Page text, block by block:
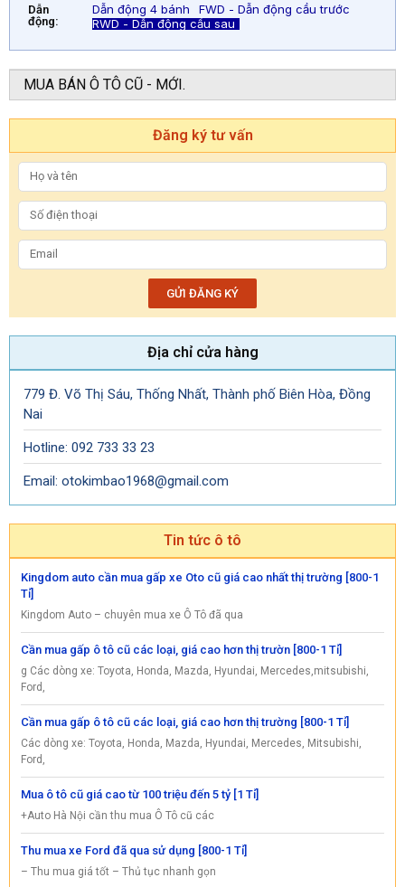
Dẫn
động:
Dẫn động 4 bánh
FWD - Dẫn động cầu trước
RWD - Dẫn động cầu sau
MUA BÁN Ô TÔ CŨ - MỚI.
Đăng ký tư vấn
GỬI ĐĂNG KÝ
Địa chỉ cửa hàng
779 Đ. Võ Thị Sáu, Thống Nhất, Thành phố Biên Hòa, Đồng
Nai
Hotline: 092 733 33 23
Email: otokimbao1968@gmail.com
Tin tức ô tô
Kingdom auto cần mua gấp xe Oto cũ giá cao nhất thị trường [800-1
Tỉ]
Kingdom Auto – chuyên mua xe Ô Tô đã qua
Cần mua gấp ô tô cũ các loại, giá cao hơn thị trườn [800-1 Tỉ]
g Các dòng xe: Toyota, Honda, Mazda, Hyundai, Mercedes,mitsubishi,
Ford,
Cần mua gấp ô tô cũ các loại, giá cao hơn thị trường [800-1 Tỉ]
Các dòng xe: Toyota, Honda, Mazda, Hyundai, Mercedes, Mitsubishi,
Ford,
Mua ô tô cũ giá cao từ 100 triệu đến 5 tỷ [1 Tỉ]
+Auto Hà Nội cần thu mua Ô Tô cũ các
Thu mua xe Ford đã qua sử dụng [800-1 Tỉ]
– Thu mua giá tốt – Thủ tục nhanh gọn